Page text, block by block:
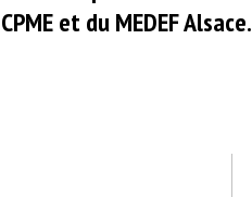
et du MEDEF Alsace.